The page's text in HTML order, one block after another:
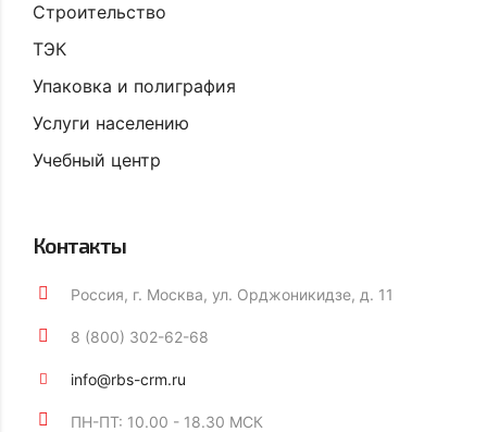
Строительство
ТЭК
Упаковка и полиграфия
Услуги населению
Учебный центр
Контакты
Россия, г. Москва, ул. Орджоникидзе, д. 11
8 (800) 302-62-68
info@rbs-crm.ru
ПН-ПТ: 10.00 - 18.30 МСК